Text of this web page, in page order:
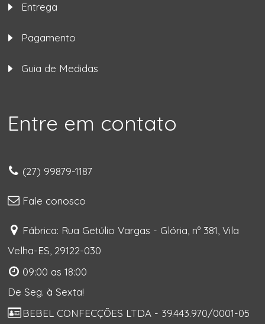
Entrega
Pagamento
Guia de Medidas
Entre em contato
(27) 99879-1187
Fale conosco
Fábrica: Rua Getúlio Vargas - Glória, nº 381, Vila
Velha-ES, 29122-030
09:00 as 18:00
De Seg. à Sexta!
BEBEL CONFECÇÕES LTDA - 39.443.970/0001-05